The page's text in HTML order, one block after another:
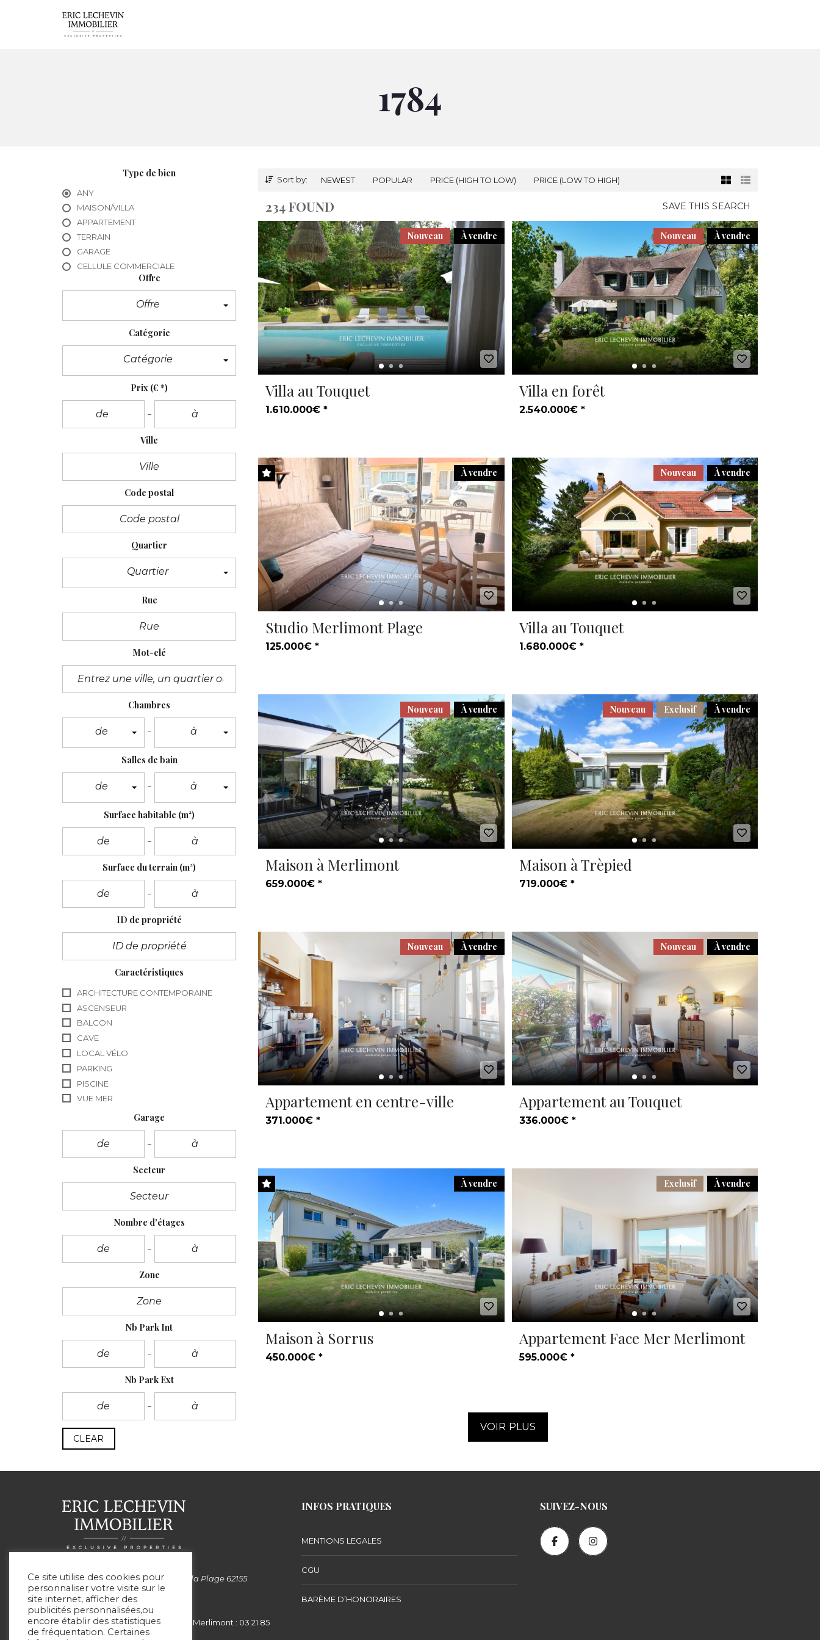
1784
Type de bien
ANY
MAISON/VILLA
APPARTEMENT
TERRAIN
GARAGE
CELLULE COMMERCIALE
Offre
Offre
Catégorie
Catégorie
Prix (€ *)
Ville
Code postal
Quartier
Quartier
Rue
Mot-clé
Chambres
de à
Salles de bain
de à
Surface habitable (m²)
Surface du terrain (m²)
ID de propriété
Caractéristiques
ARCHITECTURE CONTEMPORAINE
ASCENSEUR
BALCON
CAVE
LOCAL VÉLO
PARKING
PISCINE
VUE MER
Garage
Secteur
Nombre d'étages
Zone
Nb Park Int
Nb Park Ext
CLEAR
Sort by: NEWEST POPULAR PRICE (HIGH TO LOW) PRICE (LOW TO HIGH)
SAVE THIS SEARCH
234 FOUND
À vendre
Nouveau
Villa au Touquet
1.610.000€ *
À vendre
Nouveau
Villa en forêt
2.540.000€ *
À vendre
Studio Merlimont Plage
125.000€ *
À vendre
Nouveau
Villa au Touquet
1.680.000€ *
À vendre
Nouveau
Maison à Merlimont
659.000€ *
À vendre
Exclusif
Nouveau
Maison à Trèpied
719.000€ *
À vendre
Nouveau
Appartement en centre-ville
371.000€ *
À vendre
Nouveau
Appartement au Touquet
336.000€ *
À vendre
Maison à Sorrus
450.000€ *
À vendre
Exclusif
Appartement Face Mer Merlimont
595.000€ *
VOIR PLUS
Siège social: 99 Avenue de la Plage 62155
MERLIMONT
Le Touquet : 03 21 05 75 05 - Merlimont : 03 21 85
00 51
INFOS PRATIQUES
MENTIONS LEGALES
CGU
BARÈME D’HONORAIRES
SUIVEZ-NOUS
Ce site utilise des cookies pour
personnaliser votre visite sur le
site internet, afficher des
publicités personnalisées,ou
encore établir des statistiques
de fréquentation. Certaines